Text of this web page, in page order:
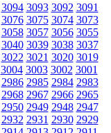
3094 3093 3092 3091
3076 3075 3074 3073
3058 3057 3056 3055
3040 3039 3038 3037
3022 3021 3020 3019
3004 3003 3002 3001
2986 2985 2984 2983
2968 2967 2966 2965
2950 2949 2948 2947
2932 2931 2930 2929